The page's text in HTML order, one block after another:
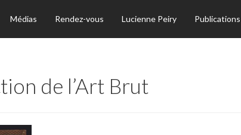
Médias Rendez-vous Lucienne Peiry Publications
de l’Art Brut